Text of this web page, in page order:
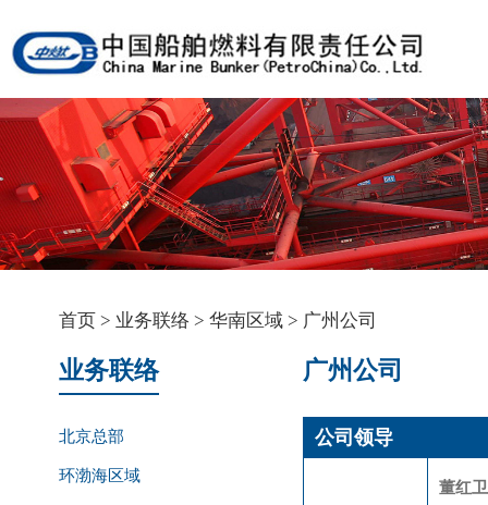
首页 > 业务联络 > 华南区域 > 广州公司
业务联络
北京总部
环渤海区域
广州公司
公司领导
董红卫